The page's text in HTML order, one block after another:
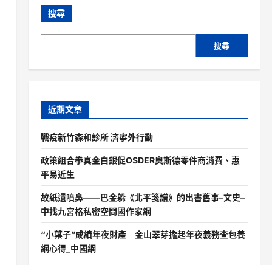
搜尋
搜尋
近期文章
戰疫新竹森和診所 濟寧外行動
政策組合拳真金白銀促OSDER奧斯德零件商消費、惠
平易近生
故紙遺噴鼻——巴金躲《北平箋譜》的出書舊事–文史–
中找九宮格私密空間國作家網
“小葉子”成績年夜財產 金山翠芽擔起年夜義務查包養
網心得_中國網